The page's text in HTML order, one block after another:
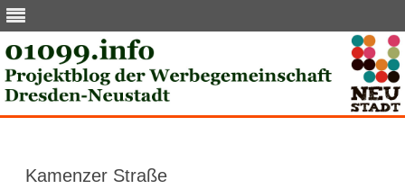
Kamenzer Straße